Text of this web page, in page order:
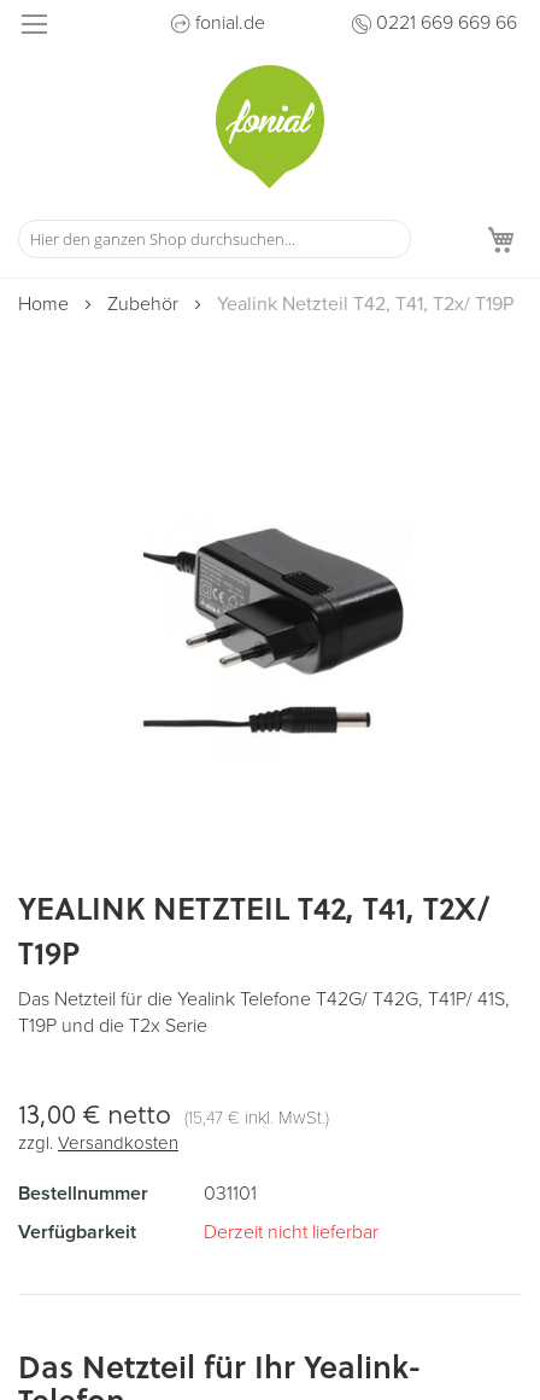
Direkt
fonial.de 0221 669 669 66
Home Zubehör Yealink Netzteil T42, T41, T2x/ T19P
Zum
Anfang
der
springen
YEALINK NETZTEIL T42, T41, T2X/
T19P
Das Netzteil für die Yealink Telefone T42G/ T42G, T41P/ 41S,
T19P und die T2x Serie
13,00 € netto (15,47 € inkl. MwSt.)
zzgl. Versandkosten
Bestellnummer
031101
Verfügbarkeit
Derzeit nicht lieferbar
Das Netzteil für Ihr Yealink-